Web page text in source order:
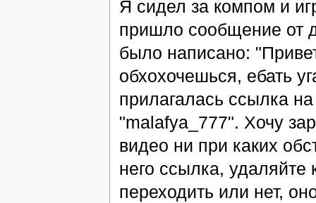
Я сидел за компом и
пришло сообщение от
было написано:
обхохочешься, ебать
прилагалась ссылка
"malafya_777". Хочу
видео ни при каких
него ссылка, удаляйте
переходить или нет,